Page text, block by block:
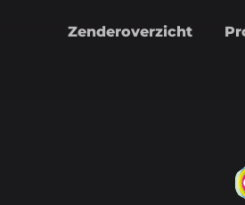
Zenderoverzicht